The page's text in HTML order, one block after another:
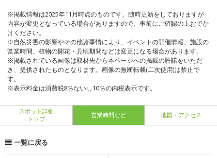
※掲載情報は2025年11月時点のものです。随時更新をしておりますが
内容が変更となっている場合がありますので、事前にご確認の上おでか
けください。
※自然災害の影響やその他諸事情により、イベントの開催情報、施設の
営業時間、植物の開花・見頃期間などは変更になる場合があります。
※掲載されている画像は取材先から本ページへの掲載の許諾をいただ
き、提供されたものとなります。画像の無断転載(二次使用)は禁止で
す。
※表示料金は消費税8％ないし10％の内税表示です。
スポット詳細
トップ
営業時間など 地図・アクセス
一覧に戻る